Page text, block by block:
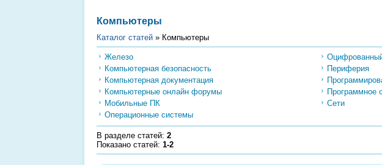
Компьютеры
Каталог статей » Компьютеры
Железо
Компьютерная безопасность
Периферия
Компьютерная документация
Компьютерные онлайн форумы
Программное
Мобильные ПК
Сети
Операционные системы
В разделе статей: 2
Показано статей: 1-2